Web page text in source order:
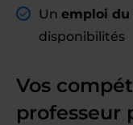
Un emploi
disponibilités
Vos
professeur